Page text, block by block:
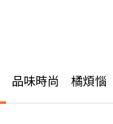
品味時尚 橘煩惱